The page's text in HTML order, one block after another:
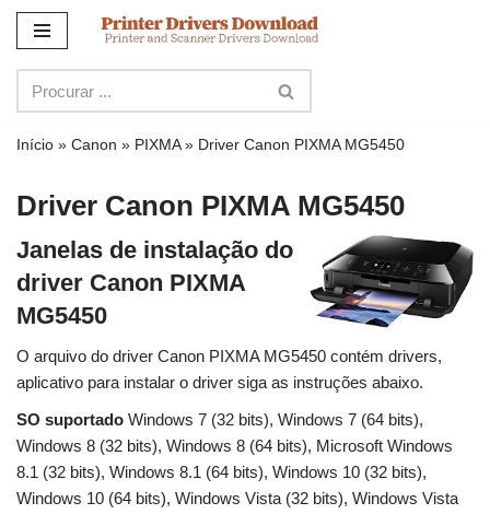
para
o
conteúdo
Início » Canon » PIXMA» Driver Canon PIXMA MG5450
Driver Canon PIXMA MG5450
Janelas de instalação do
driver Canon PIXMA
MG5450
O arquivo do driver Canon PIXMA MG5450 contém drivers,
aplicativo para instalar o driver siga as instruções abaixo.
SO suportado Windows 7 (32 bits), Windows 7 (64 bits),
Windows 8 (32 bits), Windows 8 (64 bits), Microsoft Windows
8.1 (32 bits), Windows 8.1 (64 bits), Windows 10 (32 bits),
Windows 10 (64 bits), Windows Vista (32 bits), Windows Vista